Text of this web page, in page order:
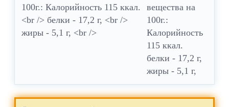
вещества на
100г.:
Калорийность
115 ккал.
белки - 17,2 г,
жиры - 5,1 г,